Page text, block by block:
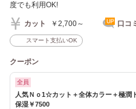
度でも利用OK!
カット ￥2,700～ 口コ
スマート支払いOK
クーポン
全員
人気Ｎｏ1☆カット＋全体カラー＋極潤
保湿￥7500